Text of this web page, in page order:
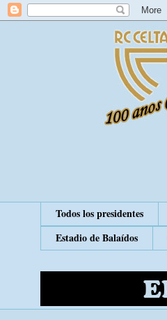
Todos los presidentes
Estadio de Balaídos